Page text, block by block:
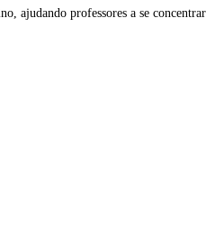
ajudando professores a se